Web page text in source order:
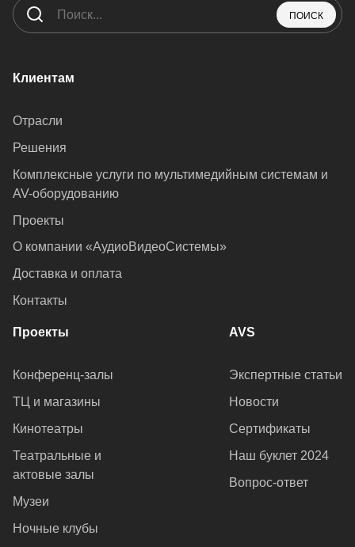
ПОИСК
Клиентам
Отрасли
Решения
Комплексные услуги по мультимедийным системам и
AV-оборудованию
Проекты
О компании «АудиоВидеоСистемы»
Доставка и оплата
Контакты
Проекты
Конференц-залы
ТЦ и магазины
Кинотеатры
Театральные и
актовые залы
Музеи
Ночные клубы
AVS
Экспертные статьи
Новости
Сертификаты
Наш буклет 2024
Вопрос-ответ